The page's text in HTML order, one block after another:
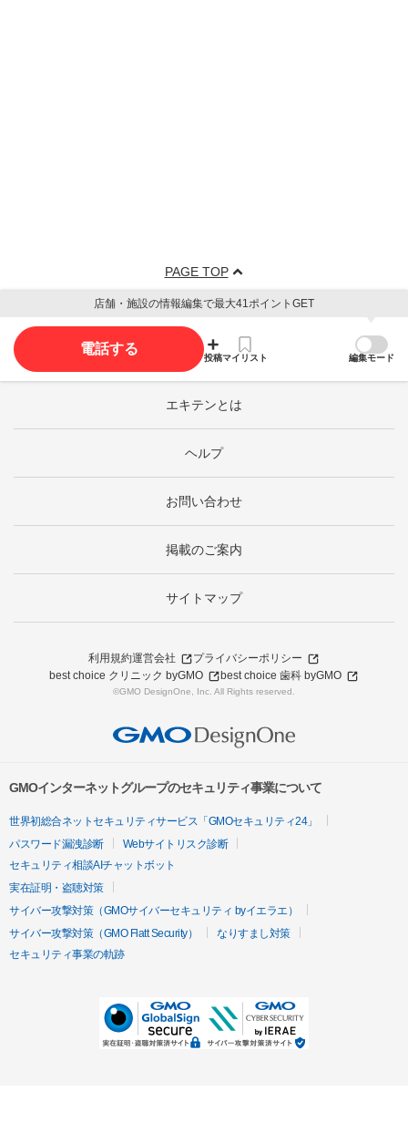
PAGE TOP
店舗・施設の情報編集で最大41ポイントGET
電話する
投稿マイリスト 編集モード
エキテンとは
ヘルプ
お問い合わせ
掲載のご案内
サイトマップ
利用規約運営会社
プライバシーポリシー
best choice クリニック byGMO
best choice 歯科 byGMO
©GMO DesignOne, Inc. All Rights reserved.
GMOインターネットグループのセキュリティ事業について
世界初総合ネットセキュリティサービス「GMOセキュリティ24」
パスワード漏洩診断
Webサイトリスク診断
セキュリティ相談AIチャットボット
実在証明・盗聴対策
サイバー攻撃対策（GMOサイバーセキュリティ byイエラエ）
サイバー攻撃対策（GMO Flatt Security）
なりすまし対策
セキュリティ事業の軌跡